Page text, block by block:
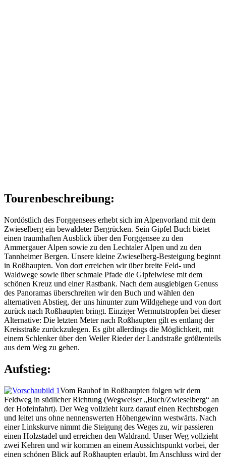
Tourenbeschreibung:
Nordöstlich des Forggensees erhebt sich im Alpenvorland mit dem
Zwieselberg ein bewaldeter Bergrücken. Sein Gipfel Buch bietet
einen traumhaften Ausblick über den Forggensee zu den
Ammergauer Alpen sowie zu den Lechtaler Alpen und zu den
Tannheimer Bergen. Unsere kleine Zwieselberg-Besteigung beginnt
in Roßhaupten. Von dort erreichen wir über breite Feld- und
Waldwege sowie über schmale Pfade die Gipfelwiese mit dem
schönen Kreuz und einer Rastbank. Nach dem ausgiebigen Genuss
des Panoramas überschreiten wir den Buch und wählen den
alternativen Abstieg, der uns hinunter zum Wildgehege und von dort
zurück nach Roßhaupten bringt. Einziger Wermutstropfen bei dieser
Alternative: Die letzten Meter nach Roßhaupten gilt es entlang der
Kreisstraße zurückzulegen. Es gibt allerdings die Möglichkeit, mit
einem Schlenker über den Weiler Rieder der Landstraße größtenteils
aus dem Weg zu gehen.
Aufstieg:
Vom Bauhof in Roßhaupten folgen wir dem
Feldweg in südlicher Richtung (Wegweiser „Buch/Zwieselberg“ an
der Hofeinfahrt). Der Weg vollzieht kurz darauf einen Rechtsbogen
und leitet uns ohne nennenswerten Höhengewinn westwärts. Nach
einer Linkskurve nimmt die Steigung des Weges zu, wir passieren
einen Holzstadel und erreichen den Waldrand. Unser Weg vollzieht
zwei Kehren und wir kommen an einem Aussichtspunkt vorbei, der
einen schönen Blick auf Roßhaupten erlaubt. Im Anschluss wird der